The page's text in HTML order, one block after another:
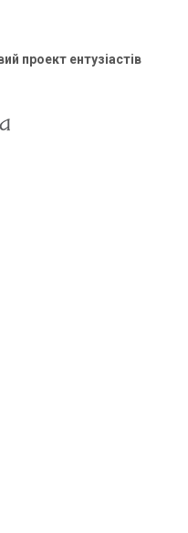
проект ентузіастів